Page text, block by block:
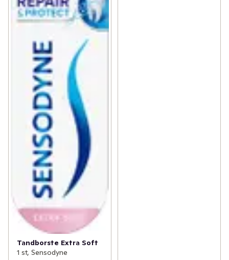
Tandborste Extra Soft
1 st, Sensodyne